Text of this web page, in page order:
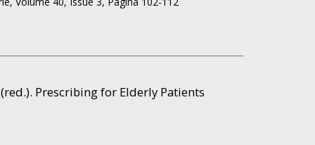
(red.). Prescribing for Elderly Patients